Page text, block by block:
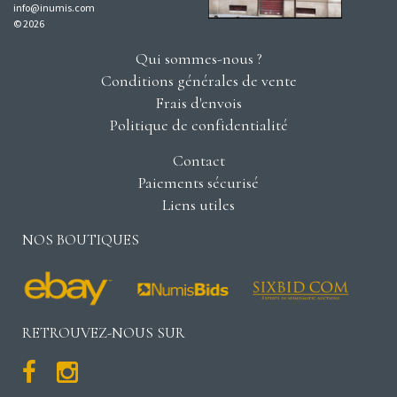
info@inumis.com
© 2026
Qui sommes-nous ?
Conditions générales de vente
Frais d'envois
Politique de confidentialité
Contact
Paiements sécurisé
Liens utiles
NOS BOUTIQUES
RETROUVEZ-NOUS SUR